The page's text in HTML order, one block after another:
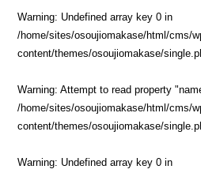
Warning: Undefined array key 0 in
/home/sites/osoujiomakase/html/cms/
content/themes/osoujiomakase/
Warning: Attempt to read property
/home/sites/osoujiomakase/html/cms/
content/themes/osoujiomakase/
Warning: Undefined array key 0 in